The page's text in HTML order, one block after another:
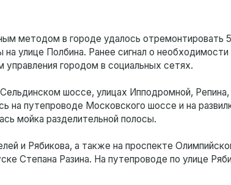
методом в городе удалось отремонтировать
улице Полбина. Ранее сигнал о
городом в социальных сетях.
шоссе, улицах Ипподромной, Репина,
на путепроводе Московского шоссе и на
мойка разделительной полосы.
и Рябикова, а также на проспекте
Степана Разина. На путепроводе по улице